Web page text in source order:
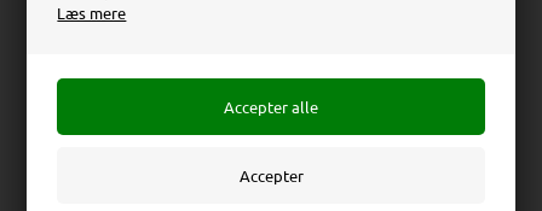
Læs mere